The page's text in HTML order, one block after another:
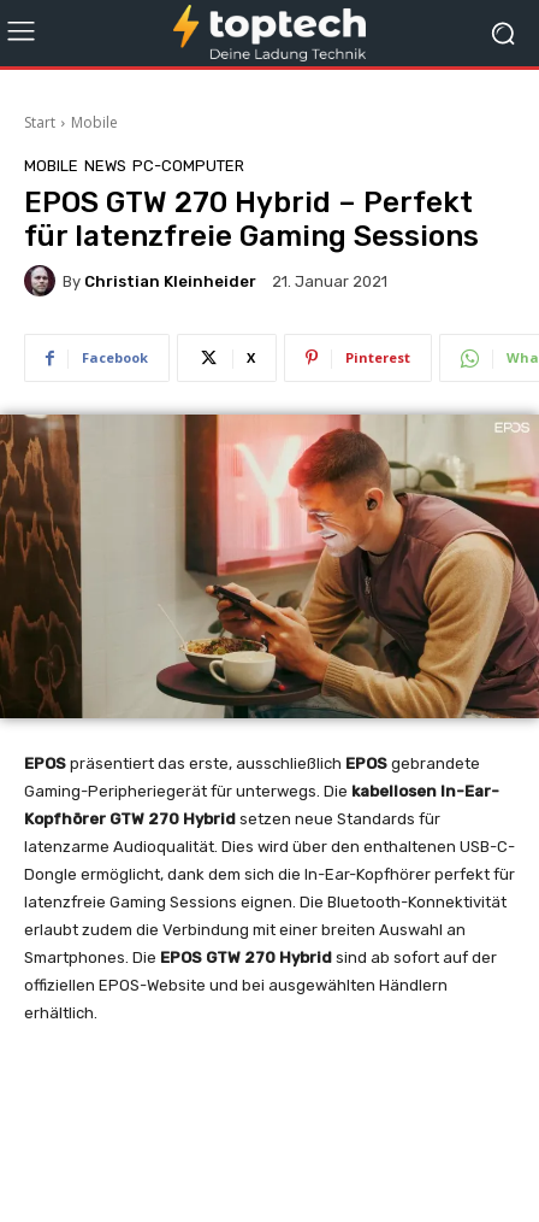
Start Mobile
MOBILE NEWS PC-COMPUTER
EPOS GTW 270 Hybrid – Perfekt
für latenzfreie Gaming Sessions
By Christian Kleinheider 21. Januar 2021
Facebook X Pinterest
EPOS präsentiert das erste, ausschließlich EPOS gebrandete
Gaming-Peripheriegerät für unterwegs. Die kabellosen In-Ear-
Kopfhörer GTW 270 Hybrid setzen neue Standards für
latenzarme Audioqualität. Dies wird über den enthaltenen USB-C-
Dongle ermöglicht, dank dem sich die In-Ear-Kopfhörer perfekt für
latenzfreie Gaming Sessions eignen. Die Bluetooth-Konnektivität
erlaubt zudem die Verbindung mit einer breiten Auswahl an
Smartphones. Die EPOS GTW 270 Hybrid sind ab sofort auf der
offiziellen EPOS-Website und bei ausgewählten Händlern
erhältlich.